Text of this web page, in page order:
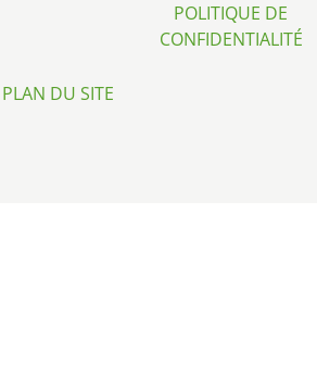
PLAN DU SITE
POLITIQUE DE
CONFIDENTIALITÉ